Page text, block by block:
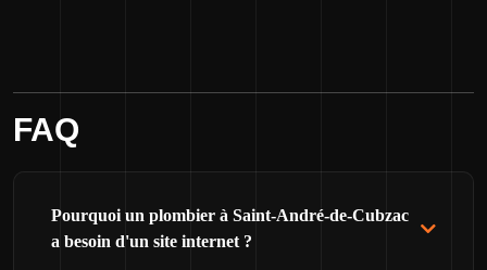
FAQ
Pourquoi un plombier à Saint-André-de-Cubzac
a besoin d'un site internet ?